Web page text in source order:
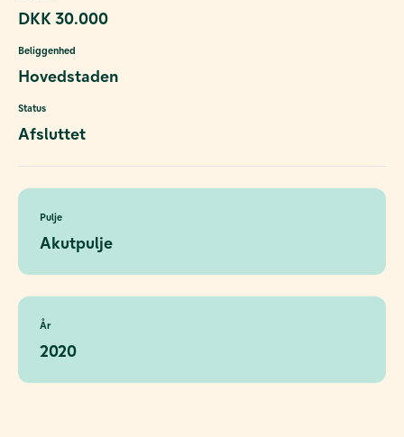
DKK 30.000
Beliggenhed
Hovedstaden
Status
Afsluttet
Pulje
Akutpulje
År
2020